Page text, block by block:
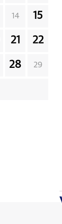
14 15
21 22
28 29